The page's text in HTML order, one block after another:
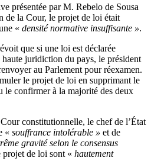
présentée par M. Rebelo de Sousa
de la Cour, le projet de loi était
« densité normative insuffisante ».
que si une loi est déclarée
juridiction du pays, le président
au Parlement pour réexamen.
le projet de loi en supprimant le
le confirmer à la majorité des deux
constitutionnelle, le chef de l’État
« souffrance intolérable » et de
gravité selon le consensus
projet de loi sont « hautement